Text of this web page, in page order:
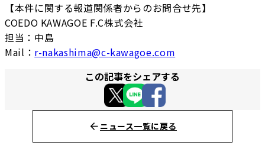
【本件に関する報道関係者からのお問合せ先】
COEDO KAWAGOE F.C株式会社
担当：中島
Mail： r-nakashima@c-kawagoe.com
この記事をシェアする
ニュース一覧に戻る